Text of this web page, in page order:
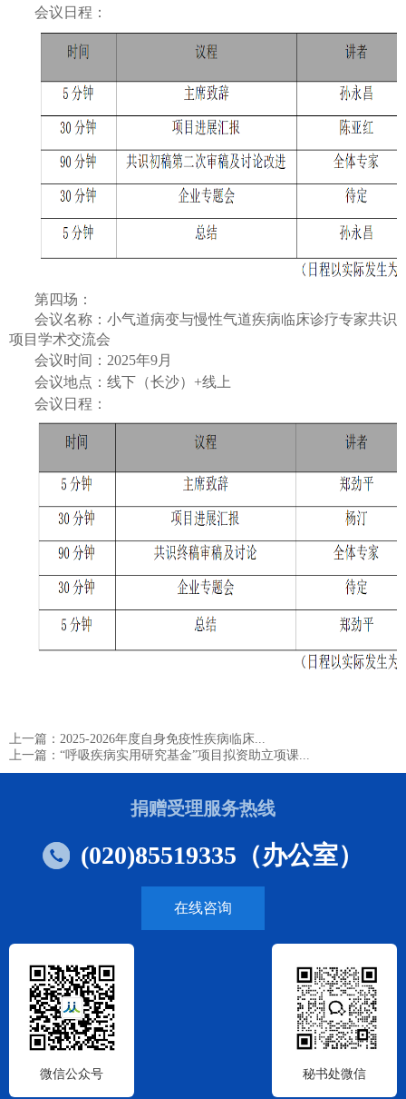
会议日程：
第四场：
会议名称：小气道病变与慢性气道疾病临床诊疗专家共识
项目学术交流会
会议时间：2025年9月
会议地点：线下（长沙）+线上
会议日程：
上一篇：2025-2026年度自身免疫性疾病临床...
上一篇：“呼吸疾病实用研究基金”项目拟资助立项课...
捐赠受理服务热线
(020)85519335（办公室）
在线咨询
微信公众号 秘书处微信